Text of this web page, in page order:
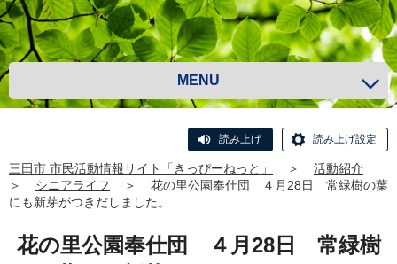
MENU
読み上げ 読み上げ設定
三田市 市民活動情報サイト「きっぴーねっと」 ＞
活動紹介
＞
シニアライフ ＞
花の里公園奉仕団 ４月28日 常緑樹の葉
にも新芽がつきだしました。
花の里公園奉仕団 ４月28日 常緑樹